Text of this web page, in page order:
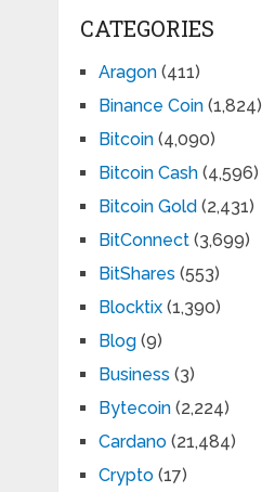
CATEGORIES
Aragon(411)
Binance Coin(1,824)
Bitcoin(4,090)
Bitcoin Cash(4,596)
Bitcoin Gold (2,431)
BitConnect(3,699)
BitShares (553)
Blocktix(1,390)
Blog(9)
Business (3)
Bytecoin(2,224)
Cardano(21,484)
Crypto(17)